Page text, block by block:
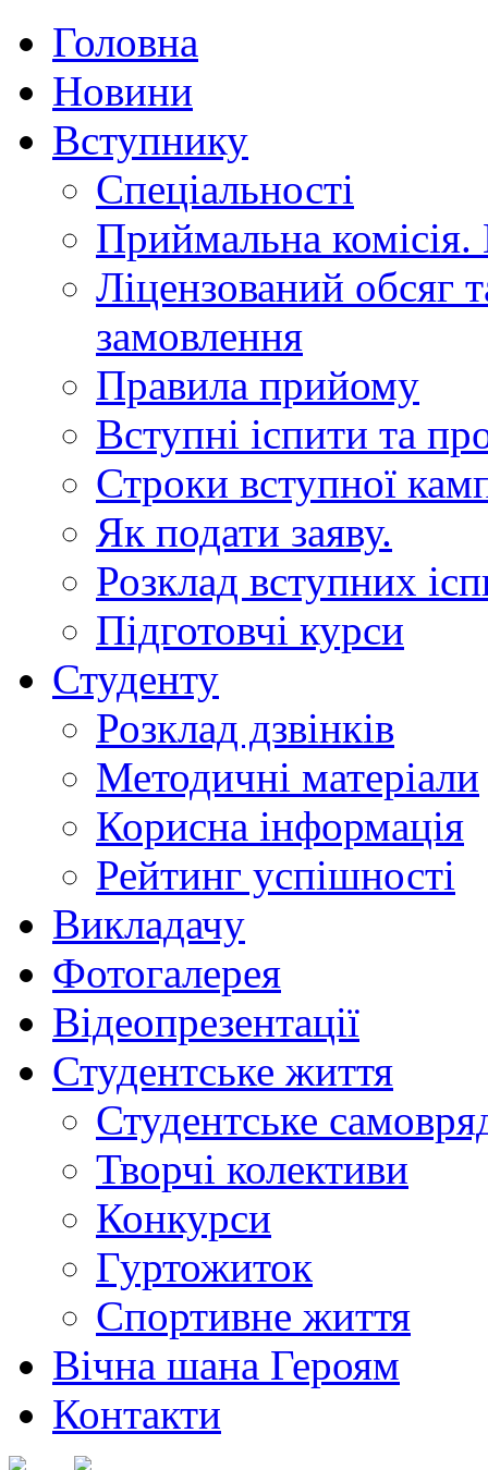
Головна
Новини
Вступнику
Спеціальності
Приймальна
Ліцензований обсяг
замовлення
Правила прийому
Вступні іспити та
Строки вступної
Як подати заяву.
Розклад вступних
Підготовчі курси
Студенту
Розклад дзвінків
Методичні матеріали
Корисна інформація
Рейтинг успішності
Викладачу
Фотогалерея
Відеопрезентації
Студентське життя
Студентське
Творчі колективи
Конкурси
Гуртожиток
Спортивне життя
Вічна шана Героям
Контакти